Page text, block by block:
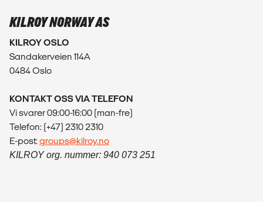
KILROY NORWAY AS
KILROY OSLO
Sandakerveien 114A
0484 Oslo
KONTAKT OSS VIA TELEFON
Vi svarer 09:00-16:00 (man-fre)
Telefon: (+47) 2310 2310
E-post:groups@kilroy.no
KILROY org. nummer: 940 073 251